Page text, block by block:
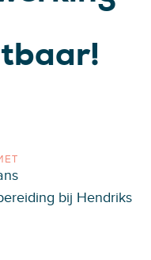
bij Hendriks